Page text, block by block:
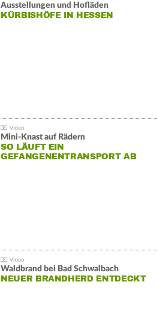
Ausstellungen und Hofläden
KÜRBISHÖFE IN HESSEN
Mini-Knast auf Rädern
SO LÄUFT EIN
GEFANGENENTRANSPORT AB
Waldbrand bei Bad Schwalbach
NEUER BRANDHERD ENTDECKT